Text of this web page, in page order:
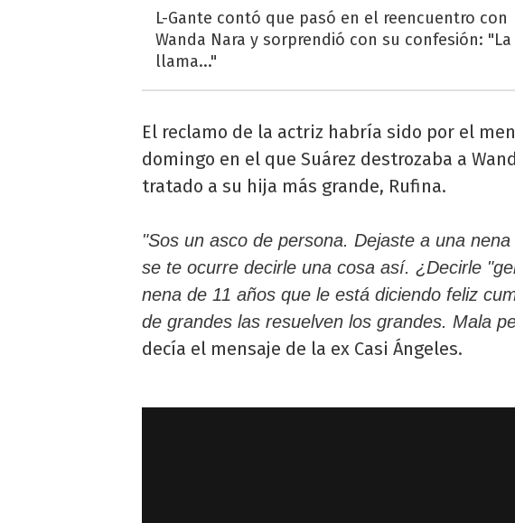
L-Gante contó que pasó en el reencuentro con
Wanda Nara y sorprendió con su confesión: "La
llama..."
El reclamo de la actriz habría sido por el
domingo en el que Suárez destrozaba a
tratado a su hija más grande, Rufina.
"Sos un asco de persona. Dejaste a una
se te ocurre decirle una cosa así. ¿Decirle
nena de 11 años que le está diciendo feliz
de grandes las resuelven los grandes. Mala
decía el mensaje de la ex Casi Ángeles.